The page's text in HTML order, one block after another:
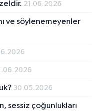
21.06.2026
ve söylenemeyenler
30.05.2026
sessiz çoğunlukları